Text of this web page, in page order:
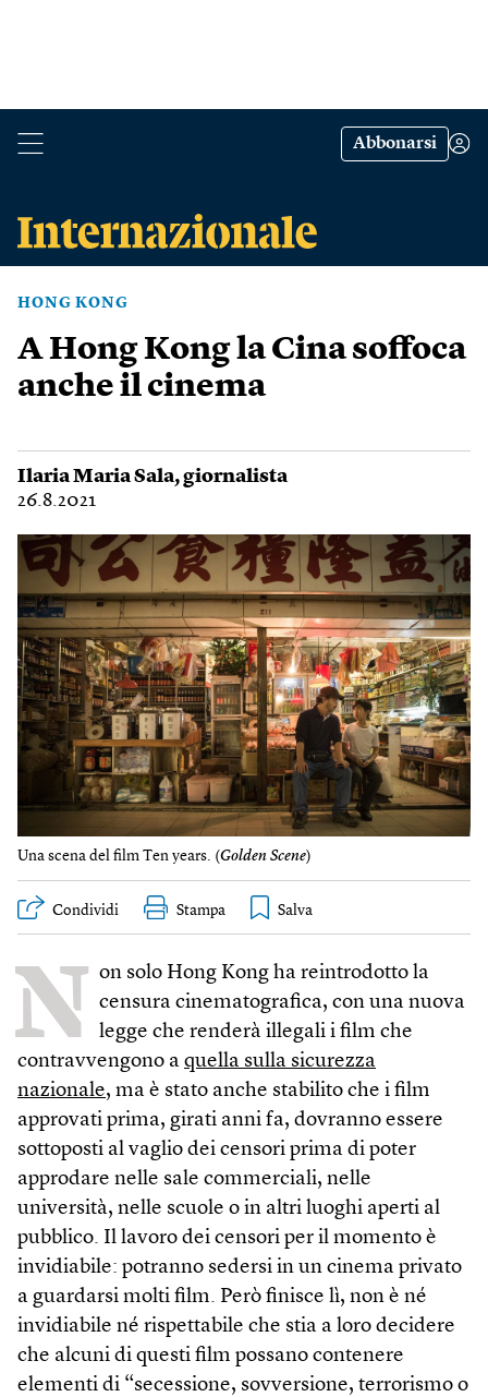
Abbonarsi
HONG KONG
A Hong Kong la Cina soffoca
anche il cinema
Ilaria Maria Sala, giornalista
26.8.2021
Una scena del film Ten years. (Golden Scene)
Condividi Stampa
N on solo Hong Kong ha reintrodotto la
censura cinematografica, con una nuova
legge che renderà illegali i film che
contravvengono a quella sulla sicurezza
nazionale, ma è stato anche stabilito che i film
approvati prima, girati anni fa, dovranno essere
sottoposti al vaglio dei censori prima di poter
approdare nelle sale commerciali, nelle
università, nelle scuole o in altri luoghi aperti al
pubblico. Il lavoro dei censori per il momento è
invidiabile: potranno sedersi in un cinema privato
a guardarsi molti film. Però finisce lì, non è né
invidiabile né rispettabile che stia a loro decidere
che alcuni di questi film possano contenere
elementi di “secessione, sovversione, terrorismo o